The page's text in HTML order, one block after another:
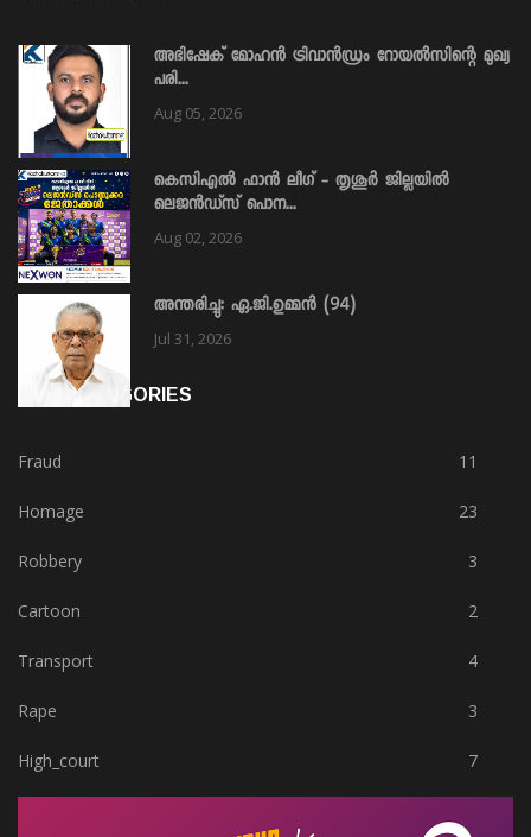
അഭിഷേക് മോഹൻ ട്രിവാൻഡ്രം റോയൽസിന്റെ മുഖ്യ
പരി...
Aug 05, 2026
കെസിഎൽ ഫാൻ ലീഗ് - തൃശൂർ ജില്ലയിൽ
ലെജൻഡ്സ് പൊന...
Aug 02, 2026
അന്തരിച്ചു: ഏ.ജി.ഉമ്മൻ (94)
Jul 31, 2026
HOT CATEGORIES
Fraud 11
Homage 23
Robbery 3
Cartoon 2
Transport 4
Rape 3
High_court 7